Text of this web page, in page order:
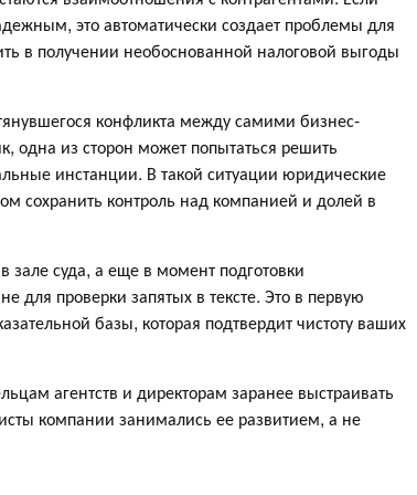
это автоматически создает проблемы для
в получении необоснованной налоговой выгоды
конфликта между самими бизнес-
одна из сторон может попытаться решить
инстанции. В такой ситуации юридические
сохранить контроль над компанией и долей в
зале суда, а еще в момент подготовки
проверки запятых в тексте. Это в первую
базы, которая подтвердит чистоту ваших
агентств и директорам заранее выстраивать
компании занимались ее развитием, а не